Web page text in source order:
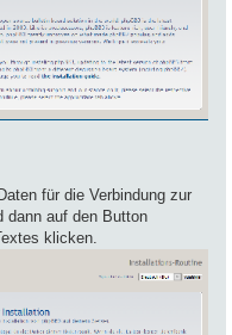
für die Verbindung zur
dann auf den Button
klicken.